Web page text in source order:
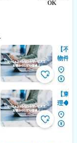
【不
物件の
管理
ほぼな
【東
理◆「
土日
別窓口